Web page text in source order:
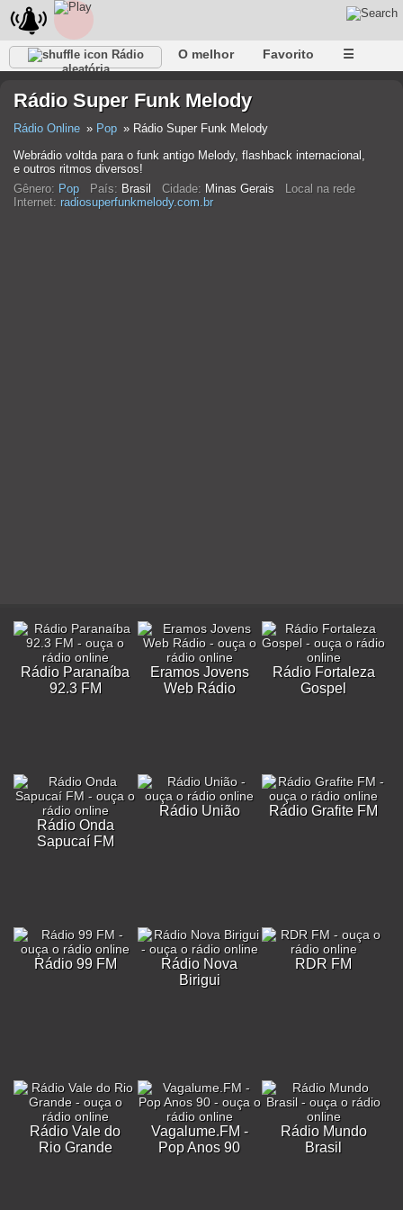
Rádio
aleatória
O melhor Favorito ☰
Rádio Super Funk Melody
Rádio Online Pop
Rádio Super Funk Melody
Webrádio voltda para o funk antigo Melody, flashback internacional,
e outros ritmos diversos!
Gênero: Pop País: Brasil Cidade: Minas Gerais
Local na rede
Internet: radiosuperfunkmelody.com.br
Rádio Paranaíba
92.3 FM
Eramos Jovens
Web Rádio
Rádio Fortaleza
Gospel
Rádio Onda
Sapucaí FM
Rádio União Rádio Grafite FM
Rádio 99 FM
Rádio Nova
Birigui
RDR FM
Rádio Vale do
Rio Grande
Vagalume.FM -
Pop Anos 90
Rádio Mundo
Brasil